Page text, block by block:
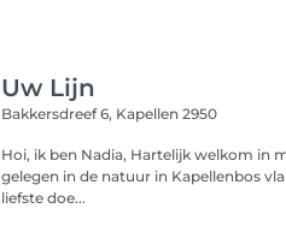
Uw Lijn
Bakkersdreef 6, Kapellen 2950
Hoi, ik ben Nadia, Hartelijk welkom in mijn salon bij mij thuis, rustig
gelegen in de natuur in Kapellenbos
liefste doe...